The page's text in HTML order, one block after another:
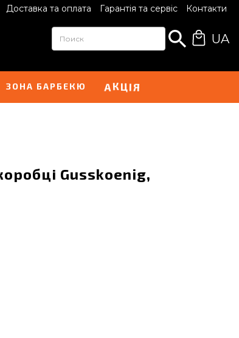
Доставка та оплата Гарантія та сервіс Контакти
UA
ЗОНА БАРБЕКЮ АКЦІЯ
Gusskoenig,